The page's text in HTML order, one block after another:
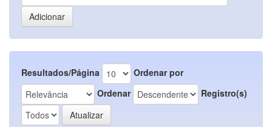
Resultados/Página
Ordenar por
Ordenar
Registro(s)